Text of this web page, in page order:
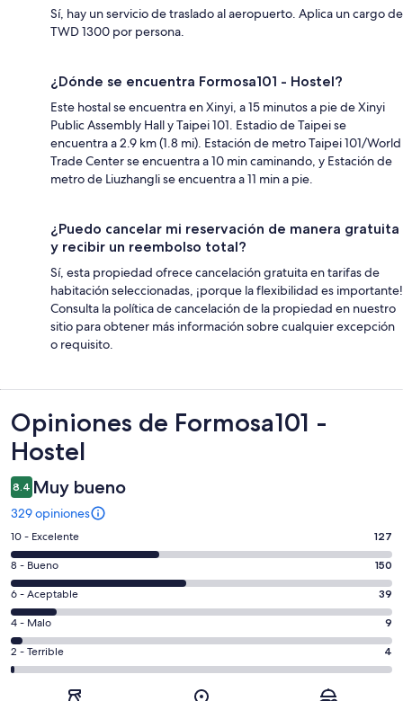
Sí, hay un servicio de traslado al aeropuerto. Aplica un cargo de
TWD 1300 por persona.
¿Dónde se encuentra Formosa101 - Hostel?
Este hostal se encuentra en Xinyi, a 15 minutos a pie de Xinyi
Public Assembly Hall y Taipei 101. Estadio de Taipei se
encuentra a 2.9 km (1.8 mi). Estación de metro Taipei 101/World
Trade Center se encuentra a 10 min caminando, y Estación de
metro de Liuzhangli se encuentra a 11 min a pie.
¿Puedo cancelar mi reservación de manera gratuita
y recibir un reembolso total?
Sí, esta propiedad ofrece cancelación gratuita en tarifas de
habitación seleccionadas, ¡porque la flexibilidad es importante!
Consulta la política de cancelación de la propiedad en nuestro
sitio para obtener más información sobre cualquier excepción
o requisito.
Opiniones
Opiniones de Formosa101 -
Hostel
8.4 Muy bueno
329 opiniones
Puntuación
de
10,
es
decir,
Excelente.
Basada
en
10 - Excelente 127
Puntuación
de
8,
es
decir,
Bueno.
8 - Bueno 150
Puntuación
de
6,
es
decir,
Aceptable.
6 - Aceptable 39
Puntuación
de
4,
4 - Malo 9
Puntuación
de
2 - Terrible 4